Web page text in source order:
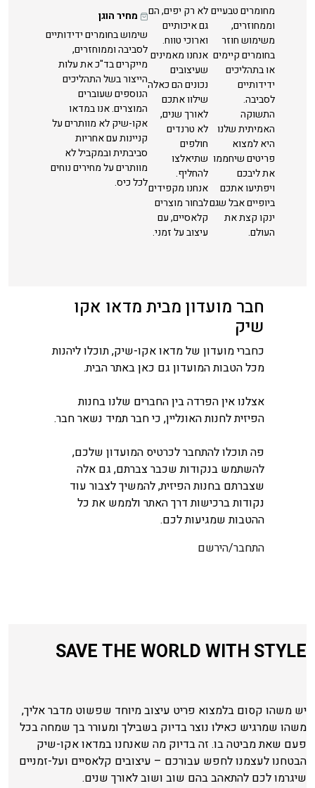
מחומרים טבעיים
וממחוזרים,
משימוש חוזר
בחומרים קיימים
או בתהליכים
ידידותיים
לסביבה.
התשוקה
האמיתית שלנו
היא למצוא
פריטים שיחממו
את ליבכם
ויפתיעו אתכם
ביופיים אבל שגם
ינקו קצת את
העולם.
לא רק יפים, הם
גם איכותיים
וארוכי טווח.
אנחנו מאמינים
שעיצובים
נכונים הם כאלה
שילוו אתכם
לאורך שנים,
לא טרנדים
חולפים
שתיאלצו
להחליף.
אנחנו מקפידים
לבחור מוצרים
קלאסיים, עם
עיצוב על זמני.
מחיר הוגן
שימוש בחומרים ידידותיים
לסביבה וממוחזרים,
מייקרים בד"כ את עלות
הייצור בשל התהליכים
הנוספים שעוברים
המוצרים. אנו במדאו
אקו-שיק לא מוותרים על
קניינות עם אחריות
סביבתית ובמקביל לא
מוותרים על מחירים נוחים
לכל כיס.
חבר מועדון מבית מדאו אקו
שיק
כחברי מועדון של מדאו אקו-שיק, תוכלו ליהנות
מכל הטבות המועדון גם כאן באתר הבית.
אצלנו אין הפרדה בין החברים שלנו בחנות
הפיזית לחנות האונליין, כי חבר תמיד נשאר חבר.
פה תוכלו להתחבר לכרטיס המועדון שלכם,
להשתמש בנקודות שכבר צברתם, גם אלה
שצברתם בחנות הפיזית, להמשיך לצבור עוד
נקודות ברכישות דרך האתר ולממש את כל
ההטבות שמגיעות לכם.
התחבר/הירשם
SAVE THE WORLD WITH STYLE
יש משהו קסום בלמצוא פריט עיצוב מיוחד שפשוט מדבר אליך,
משהו שמרגיש כאילו נוצר בדיוק בשבילך ומעורר בך שמחה בכל
פעם שאת מביטה בו. זה בדיוק מה שאנחנו במדאו אקו-שיק
הבטחנו לעצמנו לחפש עבורכם – עיצובים קלאסיים ועל-זמניים
שיגרמו לכם להתאהב בהם שוב ושוב לאורך שנים.